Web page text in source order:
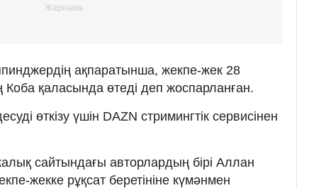
ақпаратынша, жекпе-жек 28
қаласында өтеді деп жоспарланған.
өткізу үшін DAZN стримингтік сервисінен
сайтындағы авторлардың бірі Аллан
жекке рұқсат беретініне күмәнмен